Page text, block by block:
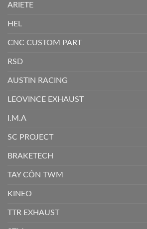
ARIETE
HEL
CNC CUSTOM PART
RSD
AUSTIN RACING
LEOVINCE EXHAUST
I.M.A
SC PROJECT
BRAKETECH
TAY CÔN TWM
KINEO
TTR EXHAUST